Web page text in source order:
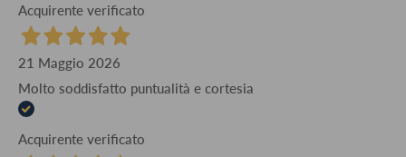
Acquirente verificato
21 Maggio 2026
Molto soddisfatto puntualità e cortesia
Acquirente verificato